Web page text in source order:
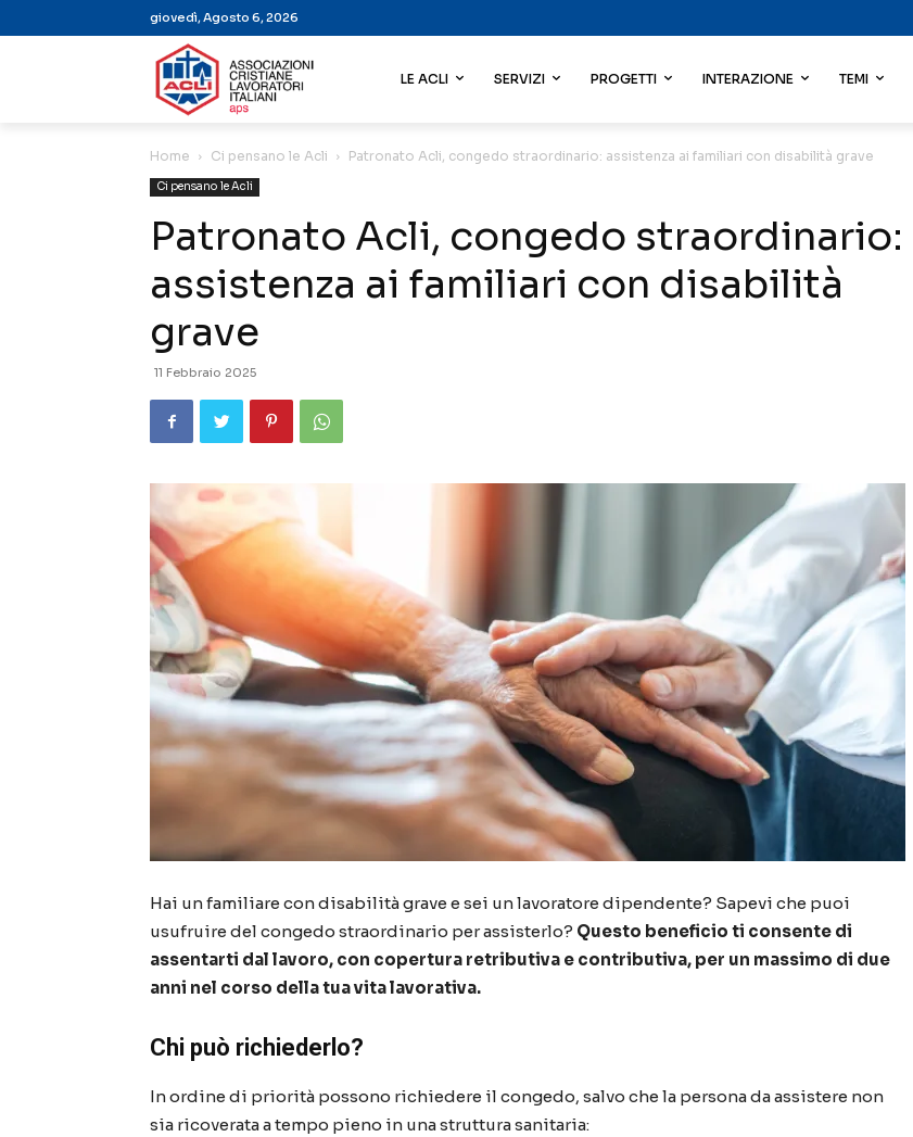
giovedì, Agosto 6, 2026
LE ACLI SERVIZI PROGETTI INTERAZIONE TEMI
Home Ci pensano le Acli Patronato Acli, congedo straordinario: assistenza ai familiari con disabilità grave
Ci pensano le Acli
Patronato Acli, congedo straordinario:
assistenza ai familiari con disabilità
grave
11 Febbraio 2025
Hai un familiare con disabilità grave e sei un lavoratore dipendente? Sapevi che puoi
usufruire del congedo straordinario per assisterlo? Questo beneficio ti consente di
assentarti dal lavoro, con copertura retributiva e contributiva, per un massimo di due
anni nel corso della tua vita lavorativa.
Chi può richiederlo?
In ordine di priorità possono richiedere il congedo, salvo che la persona da assistere non
sia ricoverata a tempo pieno in una struttura sanitaria: